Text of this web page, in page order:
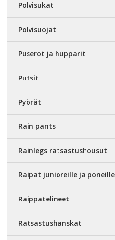
Polvisukat
Polvisuojat
Puserot ja hupparit
Putsit
Pyörät
Rain pants
Rainlegs ratsastushousut
Raipat junioreille ja poneille
Raippatelineet
Ratsastushanskat